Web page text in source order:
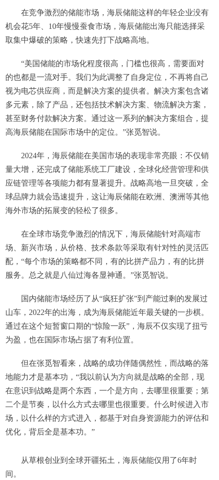
在竞争激烈的储能市场，海辰储能这样的年轻企业没有
机会花5年、10年慢慢蚕食市场，海辰储能出海只能选择采
取集中爆破的策略，快速先打下战略高地。
“美国储能的市场化程度很高，门槛也很高，需要面对
的也都是一流对手。我们为此调整了自身定位，不再将自己
视为电芯供应商，而是解决方案的提供者。解决方案包含诸
多元素，除了产品，还包括技术解决方案、物流解决方案，
甚至财务付款解决方案。通过这一系列的解决方案组合，提
高海辰储能在国际市场中的定位。”张觅智说。
2024年，海辰储能在美国市场的表现非常亮眼：不仅销
量大增，还完成了储能系统工厂建设，全球化经营管理和供
应链管理等各项能力都有显著提升。战略高地一旦突破，全
球品牌力就会迅速提升，这让海辰储能在欧洲、澳洲等其他
海外市场的拓展变的轻松了很多。
在全球市场竞争激烈的情况下，海辰储能针对高端市
场、新兴市场，从价格、技术条款等采取有针对性的灵活匹
配，“每个市场的策略都不同，有的比拼产品力，有的比拼
服务。总之就是八仙过海各显神通。”张觅智说。
国内储能市场经历了从“疯狂扩张”到产能过剩的发展过
山车，2022年的出海，成为海辰储能近年最关键的一步棋。
通过在这个短暂窗口期的“惊险一跃”，海辰不仅实现了扭亏
为盈，也在国际市场占据了有利位置。
但在张觅智看来，战略的成功伴随偶然性，而战略的落
地能力才是基本功，“我以前认为方向就是战略的全部，现
在意识到战略是两个东西，一个是方向，去哪里很重要；第
二个是节奏，以什么方式去哪里也很重要。什么时候进入市
场，以什么样的方式进入，都基于对自身资源能力的评估和
优化，背后全是基本功。”
从草根创业到全球开疆拓土，海辰储能仅用了6年时
间。